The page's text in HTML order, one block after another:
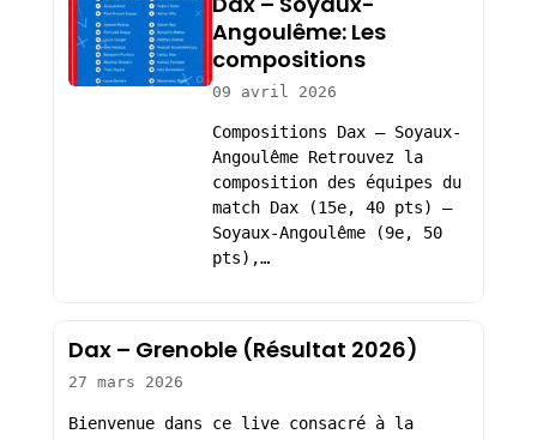
Angoulême: Les
compositions
09 avril 2026
Compositions Dax – Soyaux-
Angoulême Retrouvez la
composition des équipes du
match Dax (15e, 40 pts) –
Soyaux-Angoulême (9e, 50
pts),…
Dax – Grenoble (Résultat 2026)
27 mars 2026
Bienvenue dans ce live consacré à la